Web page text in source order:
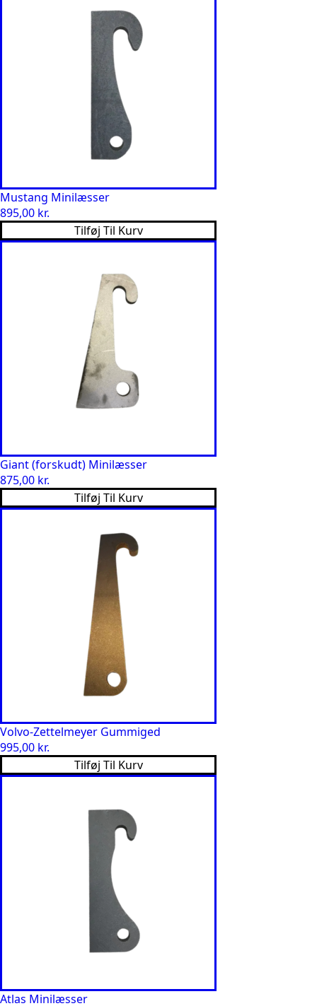
Mustang Minilæsser
895,00 kr.
Tilføj Til Kurv
Giant (forskudt) Minilæsser
875,00 kr.
Tilføj Til Kurv
Volvo-Zettelmeyer Gummiged
995,00 kr.
Tilføj Til Kurv
Atlas Minilæsser